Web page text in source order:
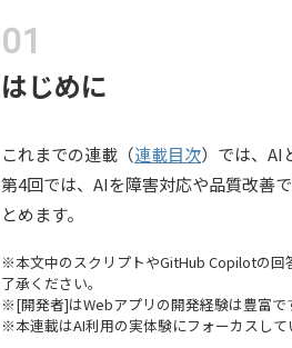
はじめに
これまでの連載（連載目次）では、AI
第4回では、AIを障害対応や品質改善
とめます。
※本文中のスクリプトやGitHub Copilotの回
了承ください。
※[開発者]はWebアプリの開発経験は豊富で
※本連載はAI利用の実体験にフォーカスし